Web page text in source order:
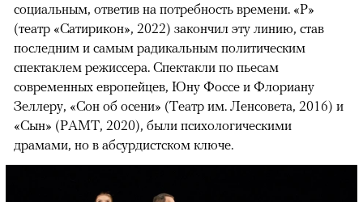
социальным, ответив на потребность времени. «Р»
(театр «Сатирикон», 2022) закончил эту линию, став
последним и самым радикальным политическим
спектаклем режиссера. Спектакли по пьесам
современных европейцев, Юну Фоссе и Флориану
Зеллеру, «Сон об осени» (Театр им. Ленсовета, 2016) и
«Сын» (РАМТ, 2020), были психологическими
драмами, но в абсурдистском ключе.